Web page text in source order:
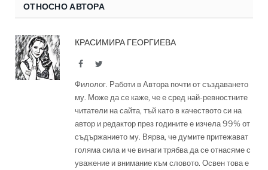
ОТНОСНО АВТОРА
КРАСИМИРА ГЕОРГИЕВА
FacebookTwitter
Филолог. Работи в Автора почти от създаването
му. Може да се каже, че е сред най-ревностните
читатели на сайта, тъй като в качеството си на
автор и редактор през годините е изчела 99% от
съдържанието му. Вярва, че думите притежават
голяма сила и че винаги трябва да се отнасяме с
уважение и внимание към словото. Освен това е